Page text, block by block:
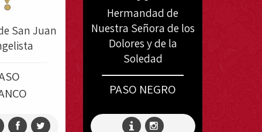
San Juan
Hermandad de
Nuestra Señora de los
Dolores y de la
Soledad
PASO NEGRO